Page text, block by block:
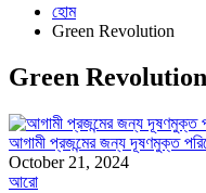
হোম
Green Revolution
Green Revolution
আগামী প্রজন্মের জন্য দূষণমুক্ত
October 21, 2024
আরো